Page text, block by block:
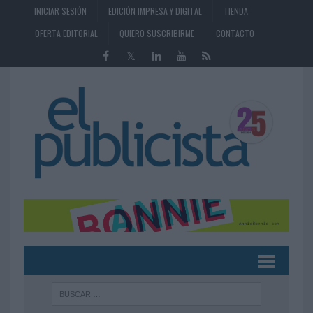
INICIAR SESIÓN EDICIÓN IMPRESA Y DIGITAL
TIENDA
OFERTA EDITORIAL
QUIERO SUSCRIBIRME CONTACTO